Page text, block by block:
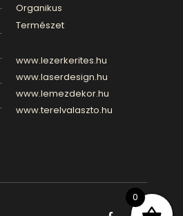
Organikus
Természet
www.lezerkerites.hu
www.laserdesign.hu
www.lemezdekor.hu
www.terelvalaszto.hu
0